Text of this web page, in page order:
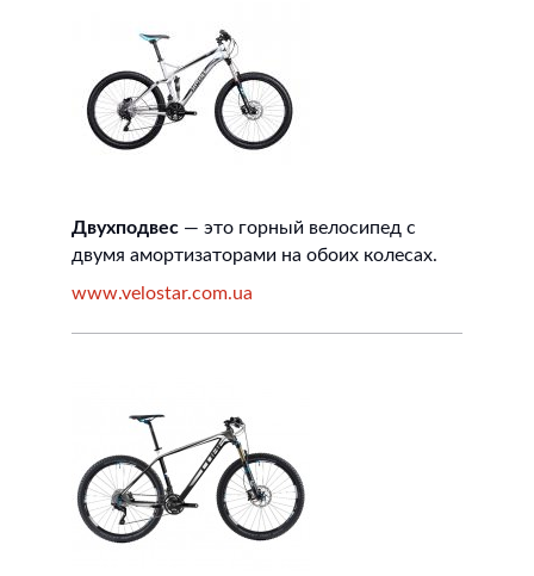
Двухподвес — это горный велосипед с
двумя амортизаторами на обоих колесах.
www.velostar.com.ua